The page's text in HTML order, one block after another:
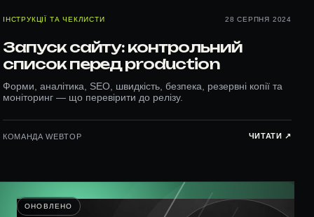
ІНСТРУКЦІЇ ТА ЧЕКЛИСТИ 28 СЕРПНЯ 2024
Запуск сайту: контрольний
список перед production
Форми, аналітика, SEO, швидкість, безпека, резервні копії та
моніторинг — що перевірити до релізу.
КОМАНДА WEBTOP ЧИТАТИ ↗︎
ОНОВЛЕНО